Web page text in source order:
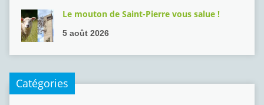
Le mouton de Saint-Pierre vous salue !
5 août 2026
Catégories